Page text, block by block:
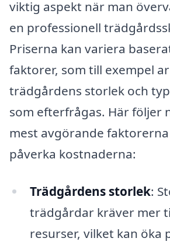
viktig aspekt när man
en professionell
Priserna kan variera
faktorer, som till exempel
trädgårdens storlek och
som efterfrågas. Här följer
mest avgörande
påverka kostnaderna:
Trädgårdens storlek:
trädgårdar kräver mer
resurser, vilket kan öka